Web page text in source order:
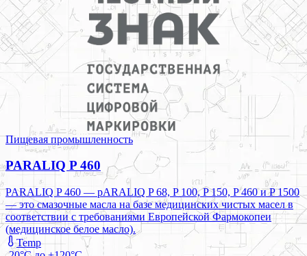
Пищевая промышленность
PARALIQ P 460
PARALIQ P 460 — pARALIQ P 68, P 100, P 150, P 460 и P 1500
— это смазочные масла на базе медицинских чистых масел в
соответствии с требованиями Европейской Фармокопеи
(медицинское белое масло).
Temp